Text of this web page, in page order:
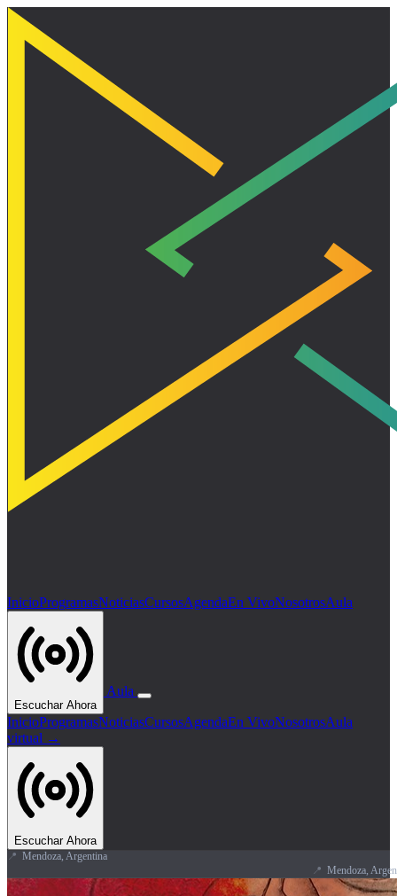
InicioProgramasNoticiasCursosAgendaEn VivoNosotrosAula
Escuchar Ahora
Aula
InicioProgramasNoticiasCursosAgendaEn VivoNosotrosAula
virtual →
Escuchar Ahora
📍 Mendoza, Argentina
Mendoza, Argentina